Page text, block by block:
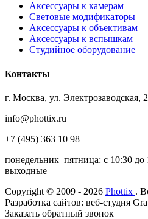
Аксессуары к камерам
Световые модификаторы
Аксессуары к объективам
Аксессуары к вспышкам
Студийное оборудование
Контакты
г. Москва, ул. Электрозаводская,
info@phottix.ru
+7 (495) 363 10 98
понедельник–пятница: с 10:30 до
выходные
Copyright © 2009 - 2026 Phottix .
Разработка сайтов: веб-студия
Заказать обратный звонок